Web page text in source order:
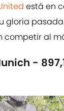
está en
gloria
competir al
-